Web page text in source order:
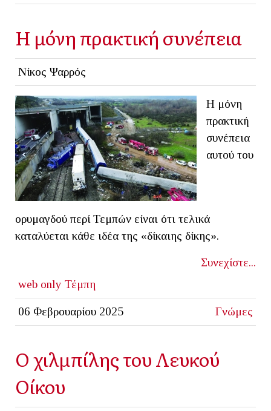
Η μόνη πρακτική συνέπεια
Νίκος Ψαρρός
Η μόνη
πρακτική
συνέπεια
αυτού του
ορυμαγδού περί Τεμπών είναι ότι τελικά
καταλύεται κάθε ιδέα της «δίκαιης δίκης».
Συνεχίστε...
web only Τέμπη
06 Φεβρουαρίου 2025 Γνώμες
Ο χιλμπίλης του Λευκού
Οίκου